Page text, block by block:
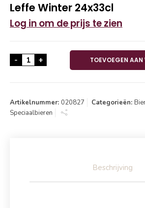
Leffe Winter 24x33cl
Log in om de prijs te zien
- Leffe Winter 24x33cl aantal
+ TOEVOEGEN
Artikelnummer: 020827 Categorieën:
Speciaalbieren
Beschrijving